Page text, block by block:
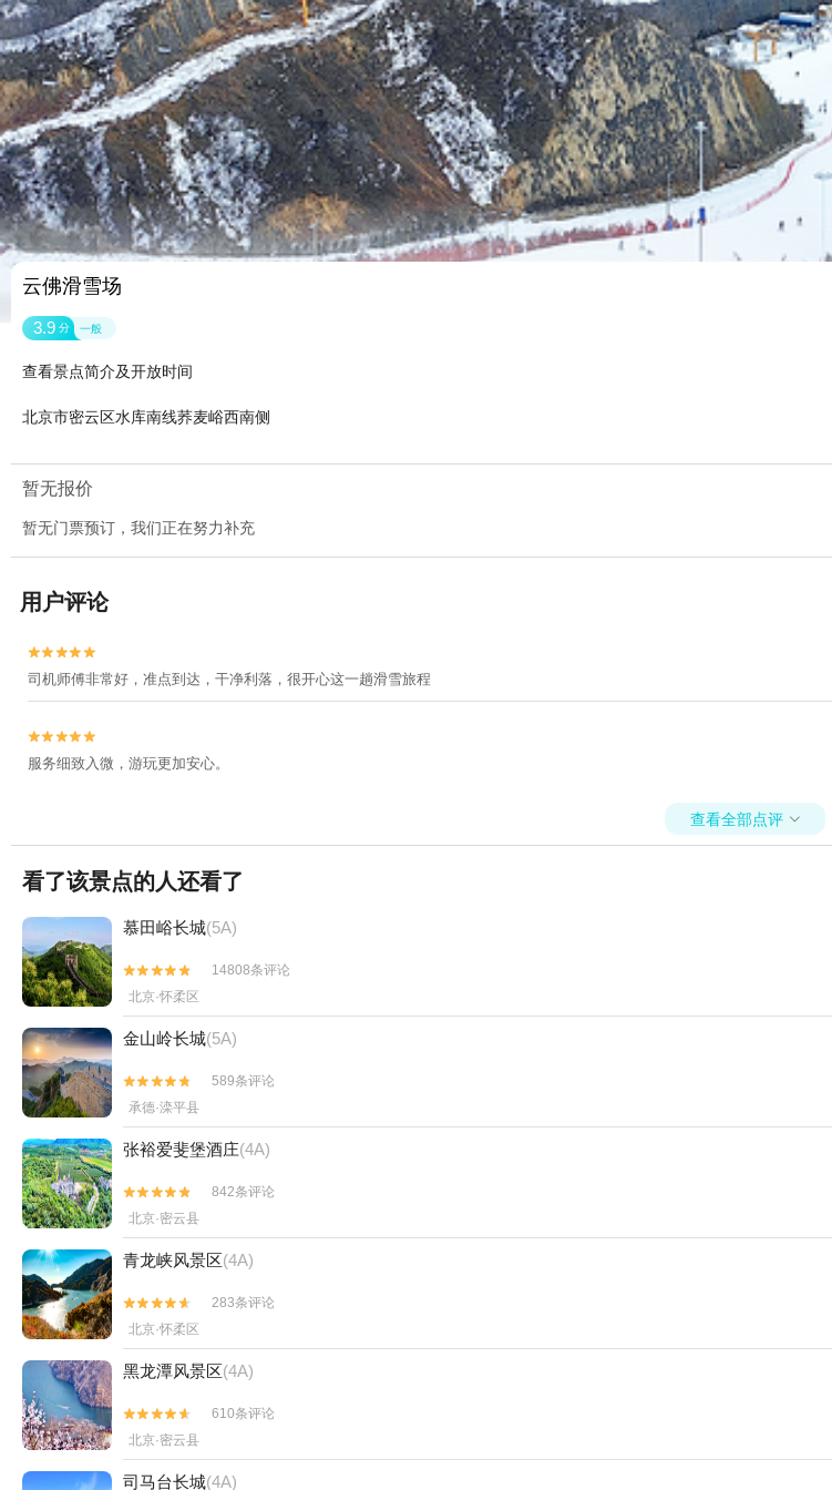
云佛滑雪场
3.9 分 一般
查看景点简介及开放时间
北京市密云区水库南线荞麦峪西南侧
暂无报价
暂无门票预订，我们正在努力补充
用户评论


司机师傅非常好，准点到达，干净利落，很开心这一趟滑雪旅程


服务细致入微，游玩更加安心。
查看全部点评 
看了该景点的人还看了
慕田峪长城(5A)


14808条评论
北京·怀柔区
金山岭长城(5A)


589条评论
承德·滦平县
张裕爱斐堡酒庄(4A)


842条评论
北京·密云县
青龙峡风景区(4A)


283条评论
北京·怀柔区
黑龙潭风景区(4A)


610条评论
北京·密云县
司马台长城(4A)